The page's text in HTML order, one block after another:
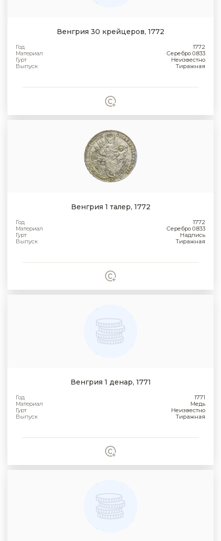
Венгрия 30 крейцеров, 1772
Год
1772
Материал
Серебро 0.833
Гурт
Неизвестно
Выпуск
Тиражная
Венгрия 1 талер, 1772
Год
1772
Материал
Серебро 0.833
Гурт
Надпись
Выпуск
Тиражная
Венгрия 1 денар, 1771
Год
1771
Материал
Медь
Гурт
Неизвестно
Выпуск
Тиражная